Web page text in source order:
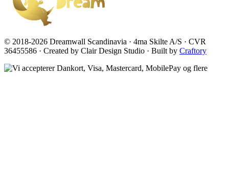
© 2018-2026 Dreamwall Scandinavia · 4ma Skilte A/S · CVR
36455586 · Created by Clair Design Studio · Built by Craftory